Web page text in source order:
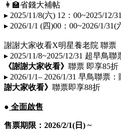
👩🏫省錢大補帖
▸ 2025/11/8(六) 12：00~2025/
▸ 2026/1/1 (四)00：00~2026/1/
謝謝大家收看X明星養老院 聯票
▸ 2025/11/8~2025/12/31 超早鳥聯
《謝謝大家收看》 聯票 即享85折
▸ 2026/1/1– 2026/1/31 早鳥聯票
謝大家收看》 聯票即享88折
● 全面啟售
售票期 限：2026/2/1(日) ~